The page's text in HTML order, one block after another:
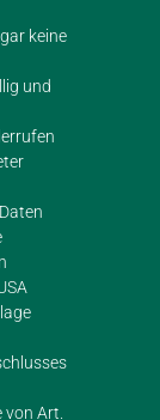
86
keine
und
Art.